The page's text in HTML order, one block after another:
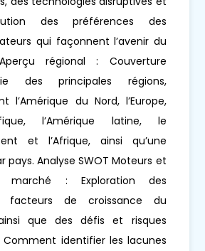
des préférences des
qui façonnent l’avenir du
régional : Couverture
des principales régions,
l’Amérique du Nord, l’Europe,
l’Amérique latine, le
et l’Afrique, ainsi qu’une
pays. Analyse SWOT Moteurs et
: Exploration des
facteurs de croissance du
que des défis et risques
Comment identifier les lacunes